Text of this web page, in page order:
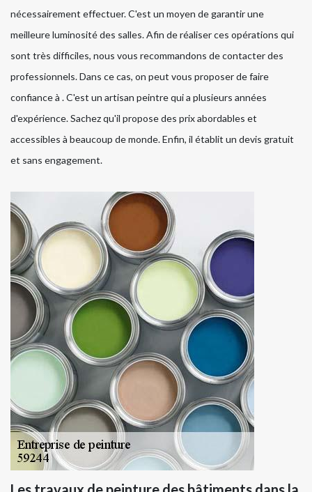
nécessairement effectuer. C'est un moyen de garantir une
meilleure luminosité des salles. Afin de réaliser ces opérations qui
sont très difficiles, nous vous recommandons de contacter des
professionnels. Dans ce cas, on peut vous proposer de faire
confiance à . C'est un artisan peintre qui a plusieurs années
d'expérience. Sachez qu'il propose des prix abordables et
accessibles à beaucoup de monde. Enfin, il établit un devis gratuit
et sans engagement.